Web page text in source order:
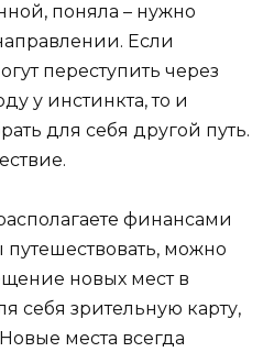
поняла – нужно
Если
переступить через
у инстинкта, то и
для себя другой путь.
финансами
можно
новых мест в
себя зрительную карту,
места всегда